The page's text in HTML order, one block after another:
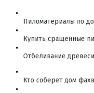
Пиломатериалы по
Купить сращенные
Отбеливание
Кто соберет дом